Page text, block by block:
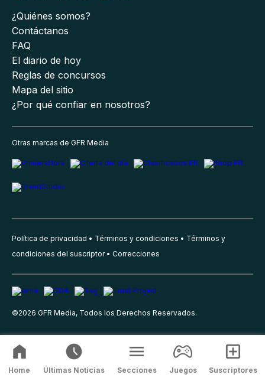
¿Quiénes somos?
Contáctanos
FAQ
El diario de hoy
Reglas de concursos
Mapa del sitio
¿Por qué confiar en nosotros?
Otras marcas de GFR Media
Política de privacidad Términos y condiciones
Términos y
condiciones del suscriptor
Correcciones
©2026 GFR Media, Todos los Derechos Reservados.
Home Últimas Noticias Secciones Juegos Suscriptores